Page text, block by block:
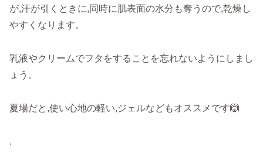
が,汗が引くときに,同時に肌表面の水分も奪うので,乾燥し
やすくなります。
乳液やクリームでフタをすることを忘れないようにしまし
ょう。
夏場だと,使い心地の軽い,ジェルなどもオススメです🙆
.